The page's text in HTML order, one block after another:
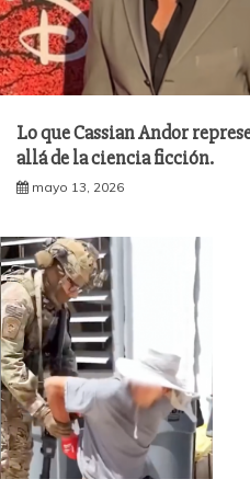
Lo que Cassian Andor
allá de la ciencia ficción.
mayo 13, 2026